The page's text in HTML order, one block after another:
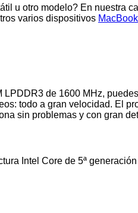
u otro modelo? En nuestra
varios dispositivos
de 1600 MHz,
todo a gran velocidad. El
sin problemas y con gran
Intel Core de 5ª